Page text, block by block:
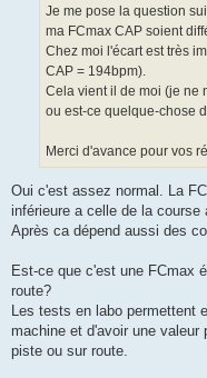
Je me pose la question
ma FCmax CAP soient
Chez moi l'écart est très
CAP = 194bpm).
Cela vient il de moi (je ne
ou est-ce quelque-chose
Merci d'avance pour vos
Oui c'est assez normal. La
inférieure a celle de la course
Après ca dépend aussi des
Est-ce que c'est une FCmax
route?
Les tests en labo permettent
machine et d'avoir une
piste ou sur route.